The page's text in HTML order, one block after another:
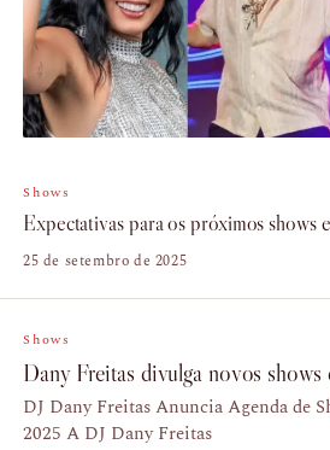
Shows
Expectativas para os próximos shows
25 de setembro de 2025
Shows
Dany Freitas divulga novos shows
DJ Dany Freitas Anuncia Agenda de
2025 A DJ Dany Freitas